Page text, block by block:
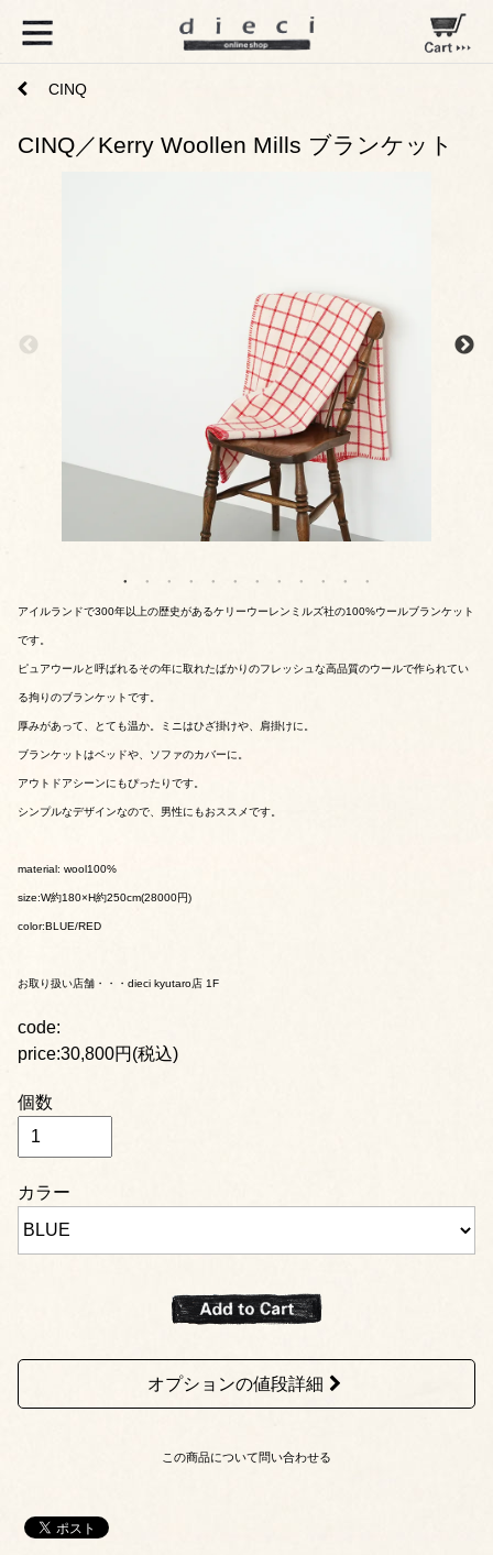
CINQ
CINQ／Kerry Woollen Mills ブランケット
アイルランドで300年以上の歴史があるケリーウーレンミルズ社の100%ウールブランケット
です。
ピュアウールと呼ばれるその年に取れたばかりのフレッシュな高品質のウールで作られてい
る拘りのブランケットです。
厚みがあって、とても温か。ミニはひざ掛けや、肩掛けに。
ブランケットはベッドや、ソファのカバーに。
アウトドアシーンにもぴったりです。
シンプルなデザインなので、男性にもおススメです。
material: wool100%
size:W約180×H約250cm(28000円)
color:BLUE/RED
お取り扱い店舗・・・dieci kyutaro店 1F
code:
price:30,800円(税込)
個数
カラー
オプションの値段詳細
この商品について問い合わせる